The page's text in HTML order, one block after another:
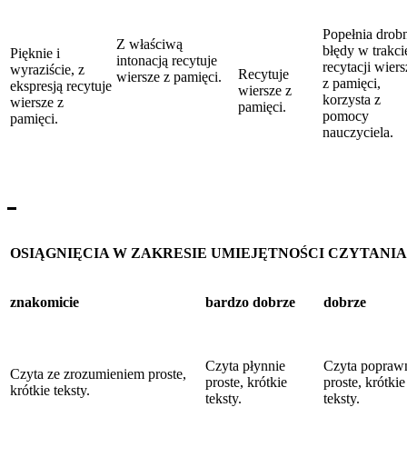
Pięknie i
wyraziście, z
ekspresją recytuje
wiersze z
pamięci.
Z właściwą
intonacją recytuje
wiersze z pamięci.
Recytuje
wiersze z
pamięci.
Popełnia
błędy w
recytacji
z pamięci,
korzysta z
pomocy
nauczyciela.
OSIĄGNIĘCIA W ZAKRESIE UMIEJĘTNOŚCI CZYTANIA
znakomicie bardzo dobrze dobrze
Czyta ze zrozumieniem proste,
krótkie teksty.
Czyta płynnie
proste, krótkie
teksty.
Czyta
proste, krótkie
teksty.